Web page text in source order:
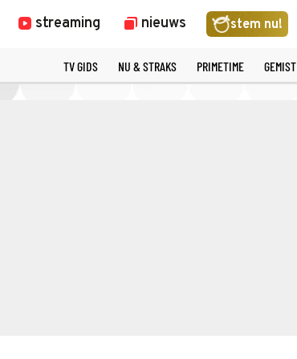
streaming nieuws stem nu!
TV GIDS NU & STRAKS PRIMETIME GEMIST